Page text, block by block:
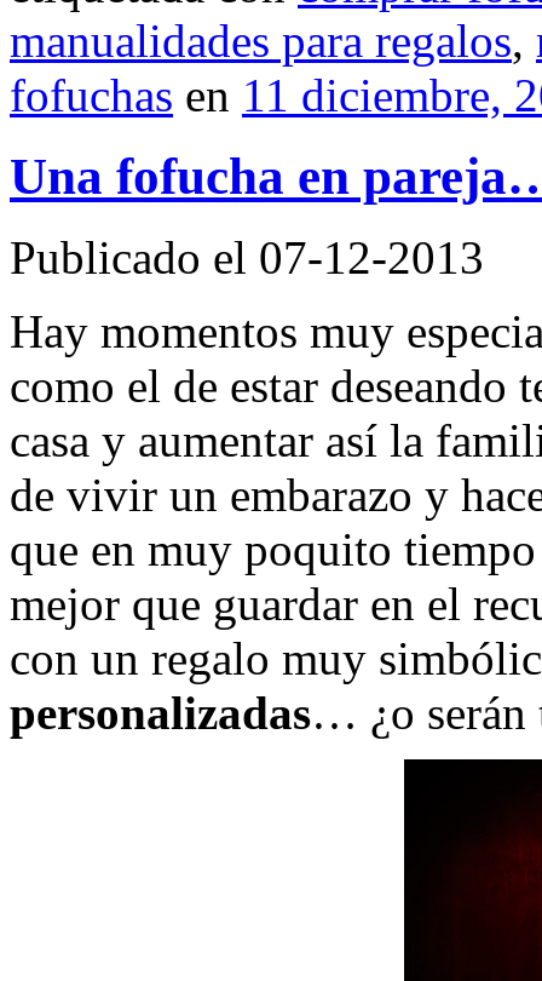
manualidades para regalos,
fofuchas en 11 diciembre,
Una fofucha en
Publicado el 07-12-2013
Hay momentos muy
como el de estar deseando
casa y aumentar así la
de vivir un embarazo y
que en muy poquito
mejor que guardar en el
con un regalo muy
personalizadas… ¿o serán